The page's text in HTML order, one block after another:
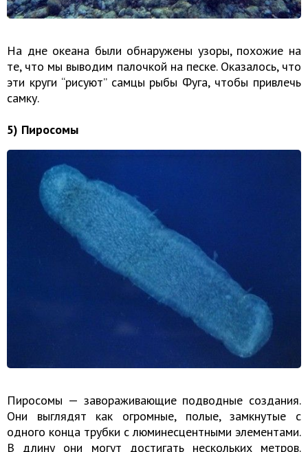
На дне океана были обнаружены узоры, похожие на
те, что мы выводим палочкой на песке. Оказалось, что
эти круги “рисуют” самцы рыбы Фуга, чтобы привлечь
самку.
5) Пиросомы
Пиросомы — завораживающие подводные создания.
Они выглядят как огромные, полые, замкнутые с
одного конца трубки с люминесцентными элементами.
В длину они могут достигать нескольких метров.